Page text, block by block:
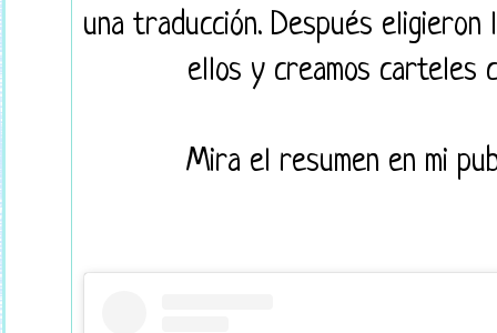
una traducción. Después
ellos y creamos carteles
Mira el resumen en mi